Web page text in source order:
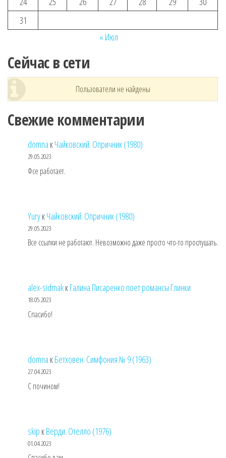
31
« Июл
Сейчас в сети
Пользователи не найдены
Свежие комментарии
domna кЧайковский. Опричник (1980)
29.05.2023
Фсе работает.
YuryкЧайковский. Опричник (1980)
29.05.2023
Все ссылки не работают. Невозможно даже просто что-то прослушать.
alex-sidmakкГалина Писаренко поет романсы Глинки
18.05.2023
Спасибо!
domna кБетховен. Симфония № 9 (1963)
27.04.2023
С почином!
skip кВерди. Отелло (1976)
01.04.2023